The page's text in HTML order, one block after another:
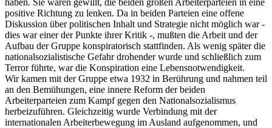
positive Richtung zu lenken. Da in beiden Parteien eine offene
Diskussion über politischen Inhalt und Strategie nicht möglich war -
dies war einer der Punkte ihrer Kritik -, mußten die Arbeit und der
Aufbau der Gruppe konspiratorisch stattfinden. Als wenig später die
nationalsozialistische Gefahr drohender wurde und schließlich zum
Terror führte, war die Konspiration eine Lebensnotwendigkeit.
Wir kamen mit der Gruppe etwa 1932 in Berührung und nahmen teil
an den Bemühungen, eine innere Reform der beiden
Arbeiterparteien zum Kampf gegen den Nationalsozialismus
herbeizuführen. Gleichzeitig wurde Verbindung mit der
internationalen Arbeiterbewegung im Ausland aufgenommen, und